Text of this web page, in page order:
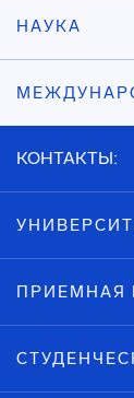
НАУКА
КОНТАКТЫ:
ПРИЕМНАЯ